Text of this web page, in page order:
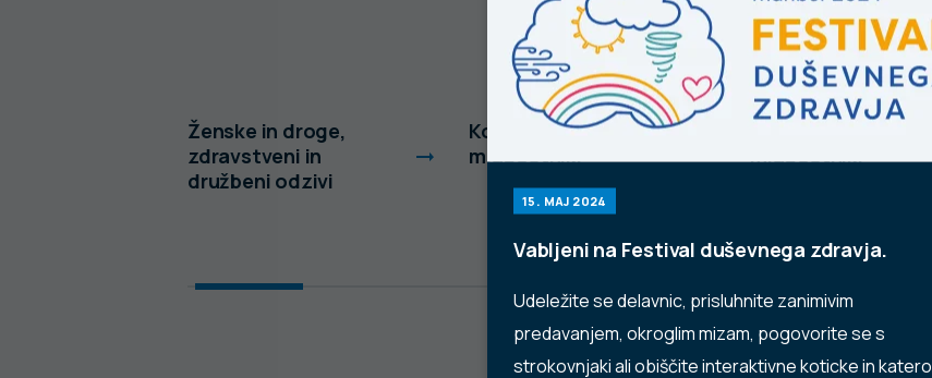
15. MAJ 2024
Vabljeni na Festival duševnega zdravja.
Udeležite se delavnic, prisluhnite zanimivim
predavanjem, okroglim mizam, pogovorite se s
strokovnjaki ali obiščite interaktivne koticke in katero
Ženske in droge,
zdravstveni in
družbeni odzivi
Konoplja in
mladostniki
mladostniki